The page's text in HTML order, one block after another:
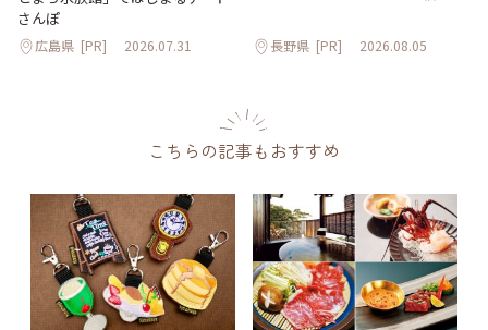
さんぽ
広島県 [PR] 2026.07.31 長野県 [PR] 2026.08.05
こちらの記事もおすすめ